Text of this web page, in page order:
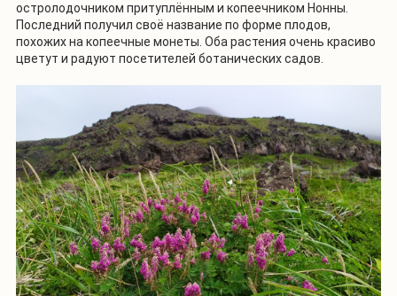
остролодочником притуплённым и копеечником Нонны.
Последний получил своё название по форме плодов,
похожих на копеечные монеты. Оба растения очень красиво
цветут и радуют посетителей ботанических садов.